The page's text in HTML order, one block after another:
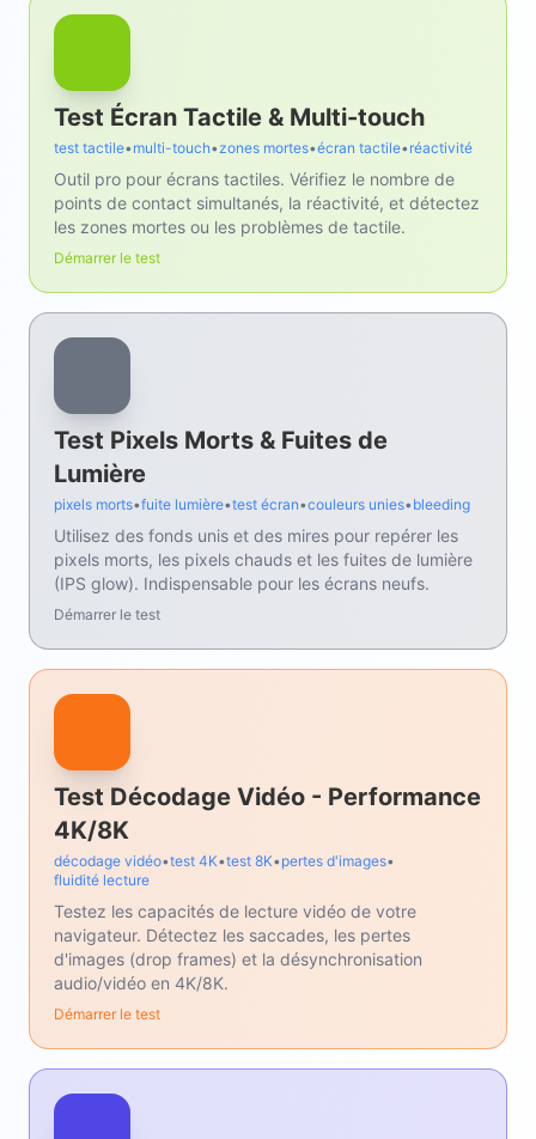
Test Écran Tactile & Multi-touch
test tactile•multi-touch•zones mortes•écran tactile•réactivité
Outil pro pour écrans tactiles. Vérifiez le nombre de
points de contact simultanés, la réactivité, et détectez
les zones mortes ou les problèmes de tactile.
Démarrer le test
Test Pixels Morts & Fuites de
Lumière
pixels morts•fuite lumière•test écran•couleurs unies•bleeding
Utilisez des fonds unis et des mires pour repérer les
pixels morts, les pixels chauds et les fuites de lumière
(IPS glow). Indispensable pour les écrans neufs.
Démarrer le test
Test Décodage Vidéo - Performance
4K/8K
décodage vidéo•test 4K•test 8K•pertes d'images•
fluidité lecture
Testez les capacités de lecture vidéo de votre
navigateur. Détectez les saccades, les pertes
d'images (drop frames) et la désynchronisation
audio/vidéo en 4K/8K.
Démarrer le test